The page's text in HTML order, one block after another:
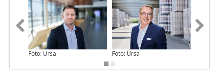
Foto: Ursa Foto: Ursa